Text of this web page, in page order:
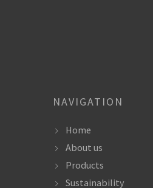
NAVIGATION
Home
About us
Products
Sustainability